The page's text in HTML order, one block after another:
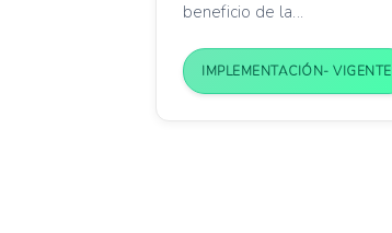
beneficio de la...
IMPLEMENTACIÓN- VIGENTE